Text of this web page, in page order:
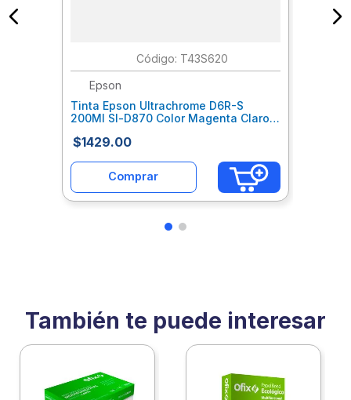
: T43S620
Epson
Tinta Epson Ultrachrome D6R-S
200Ml Sl-D870 Color Magenta Claro
$1429.00
Comprar
También te puede interesar